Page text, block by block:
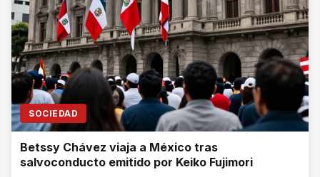
SOCIEDAD
Betssy Chávez viaja a México tras
salvoconducto emitido por Keiko Fujimori